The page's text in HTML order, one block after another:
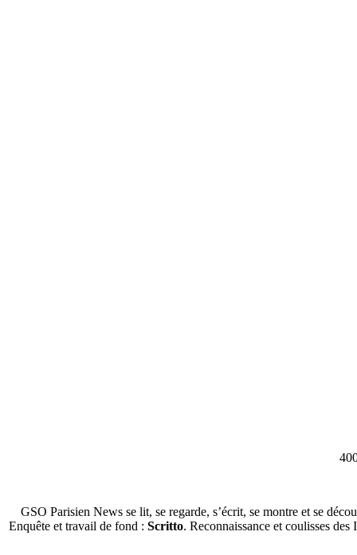
GSO Parisien News se lit, se regarde, s’écrit, se montre et se
Enquête et travail de fond : Scritto. Reconnaissance et coulisses